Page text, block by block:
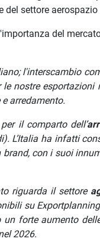
settore
del
l'interscambio
nostre
arredamento.
il comparto dell’
L’Italia ha infatti
con i suoi
riguarda il settore
su
forte aumento
2026.